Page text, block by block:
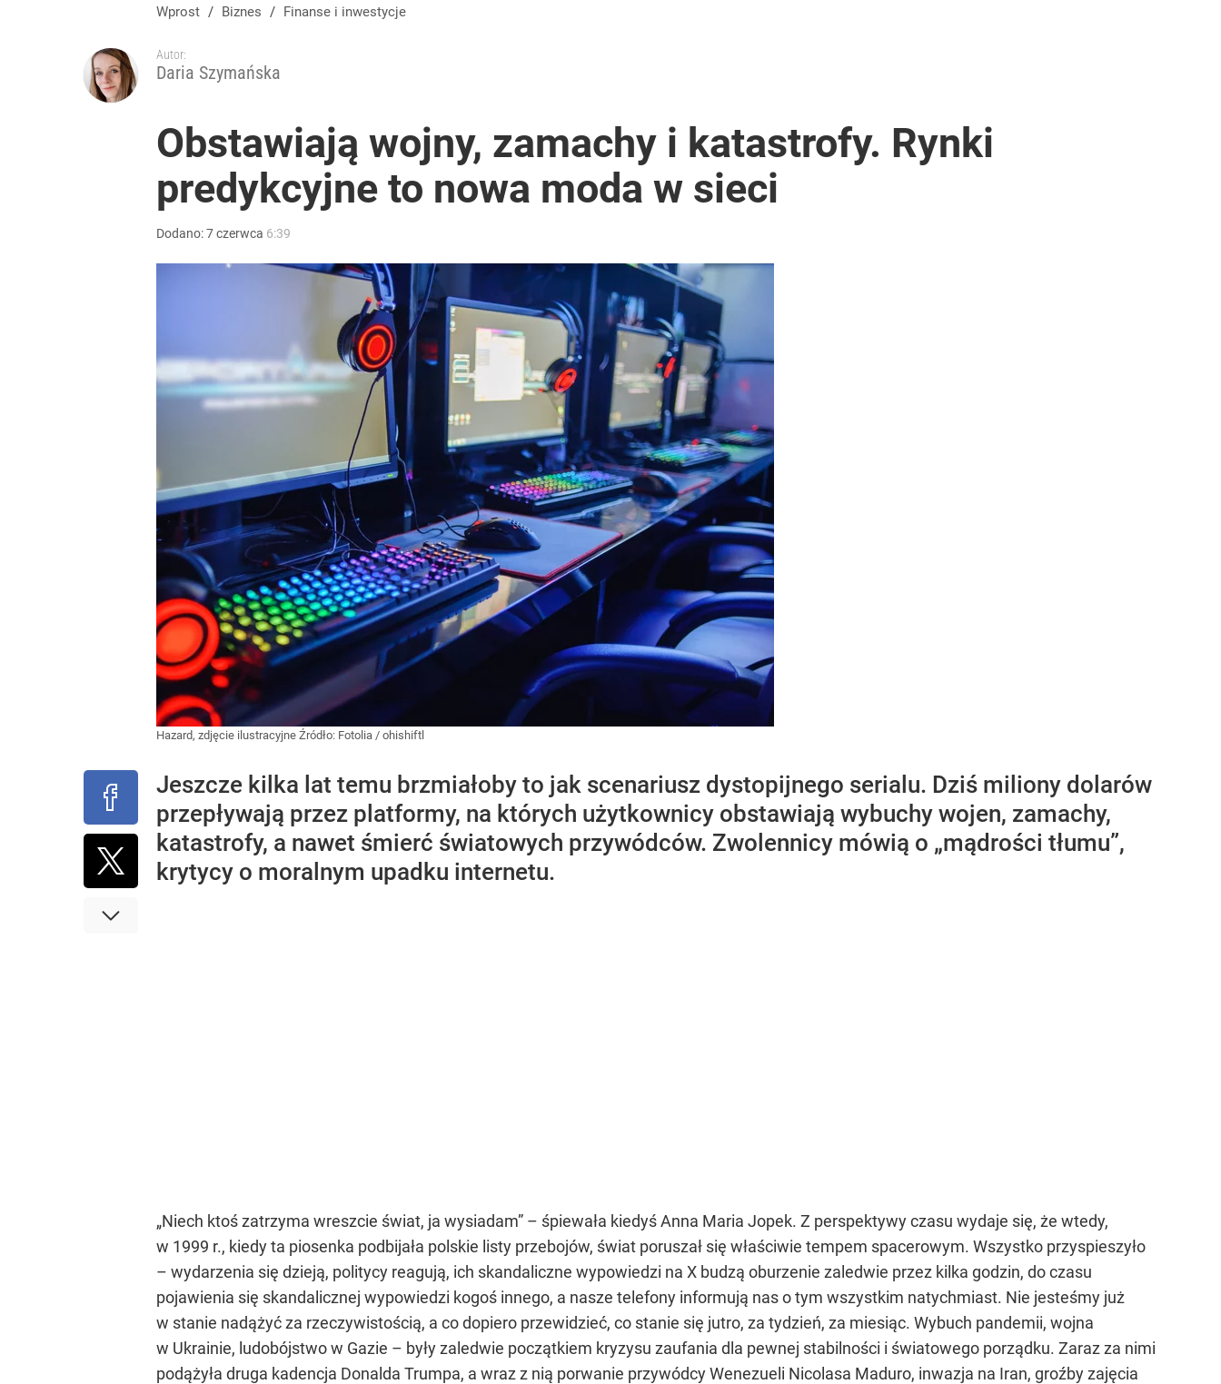
Tajemnica paragonów grozy. Tak restauratorzy manipulują cenami nad morzem
Blisko 200 tys. takich aktów w rok. Polacy masowo przekazują sobie nieruchomości
Wprost / Biznes / Finanse i inwestycje
Autor:
Daria Szymańska
Obstawiają wojny, zamachy i katastrofy. Rynki
predykcyjne to nowa moda w sieci
Dodano:7czerwca 6:39
Hazard, zdjęcie ilustracyjne Źródło: Fotolia / ohishiftl
Jeszcze kilka lat temu brzmiałoby to jak scenariusz dystopijnego serialu. Dziś miliony dolarów
przepływają przez platformy, na których użytkownicy obstawiają wybuchy wojen, zamachy,
katastrofy, a nawet śmierć światowych przywódców. Zwolennicy mówią o „mądrości tłumu”,
krytycy o moralnym upadku internetu.
„Niech ktoś zatrzyma wreszcie świat, ja wysiadam” – śpiewała kiedyś Anna Maria Jopek. Z perspektywy czasu wydaje się, że wtedy,
w 1999 r., kiedy ta piosenka podbijała polskie listy przebojów, świat poruszał się właściwie tempem spacerowym. Wszystko przyspieszyło
– wydarzenia się dzieją, politycy reagują, ich skandaliczne wypowiedzi na X budzą oburzenie zaledwie przez kilka godzin, do czasu
pojawienia się skandalicznej wypowiedzi kogoś innego, a nasze telefony informują nas o tym wszystkim natychmiast. Nie jesteśmy już
w stanie nadążyć za rzeczywistością, a co dopiero przewidzieć, co stanie się jutro, za tydzień, za miesiąc. Wybuch pandemii, wojna
w Ukrainie, ludobójstwo w Gazie – były zaledwie początkiem kryzysu zaufania dla pewnej stabilności i światowego porządku. Zaraz za nimi
podążyła druga kadencja Donalda Trumpa, a wraz z nią porwanie przywódcy Wenezueli Nicolasa Maduro, inwazja na Iran, groźby zajęcia